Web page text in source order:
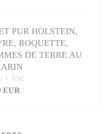
PUR HOLSTEIN,
ROQUETTE,
DE TERRE AU
+ 10€
EUR